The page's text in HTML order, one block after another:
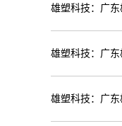
雄塑科技：广
雄塑科技：广
雄塑科技：广